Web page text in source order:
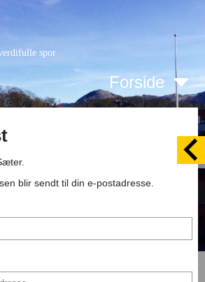
spor
Forside
.
blir sendt til din e-postadresse.